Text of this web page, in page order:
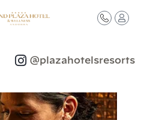
redes
@plazahotelsresorts